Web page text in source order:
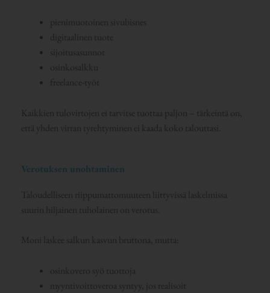
pienimuotoinen sivubisnes
digitaalinen tuote
sijoitusasunnot
osinkosalkku
freelance-työt
Kaikkien tulovirtojen ei tarvitse tuottaa paljon – tärkeintä on,
että yhden virran tyrehtyminen ei kaada koko talouttasi.
Verotuksen unohtaminen
Taloudelliseen riippumattomuuteen liittyvissä laskelmissa
suurin hiljainen tuholainen on verotus.
Moni laskee salkun kasvun bruttona, mutta:
osinkovero syö tuottoja
myyntivoittoveroa syntyy, jos realisoit